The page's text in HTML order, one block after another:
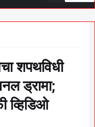
शपथविधी
ड्रामा;
व्हिडिओ